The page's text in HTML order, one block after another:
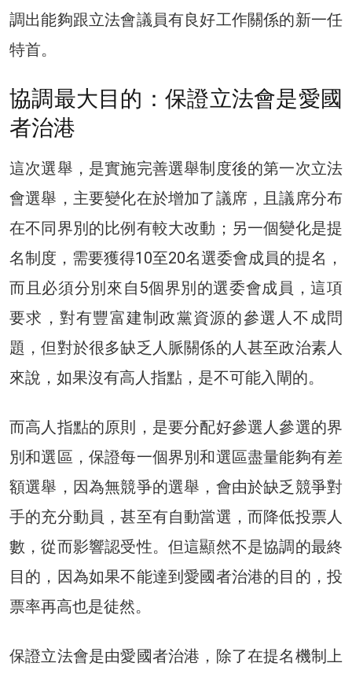
調出能夠跟立法會議員有良好工作關係的新一任
特首。
協調最大目的：保證立法會是愛國
者治港
這次選舉，是實施完善選舉制度後的第一次立法
會選舉，主要變化在於增加了議席，且議席分布
在不同界別的比例有較大改動；另一個變化是提
名制度，需要獲得10至20名選委會成員的提名，
而且必須分別來自5個界別的選委會成員，這項
要求，對有豐富建制政黨資源的參選人不成問
題，但對於很多缺乏人脈關係的人甚至政治素人
來說，如果沒有高人指點，是不可能入閘的。
而高人指點的原則，是要分配好參選人參選的界
別和選區，保證每一個界別和選區盡量能夠有差
額選舉，因為無競爭的選舉，會由於缺乏競爭對
手的充分動員，甚至有自動當選，而降低投票人
數，從而影響認受性。但這顯然不是協調的最終
目的，因為如果不能達到愛國者治港的目的，投
票率再高也是徒然。
保證立法會是由愛國者治港，除了在提名機制上